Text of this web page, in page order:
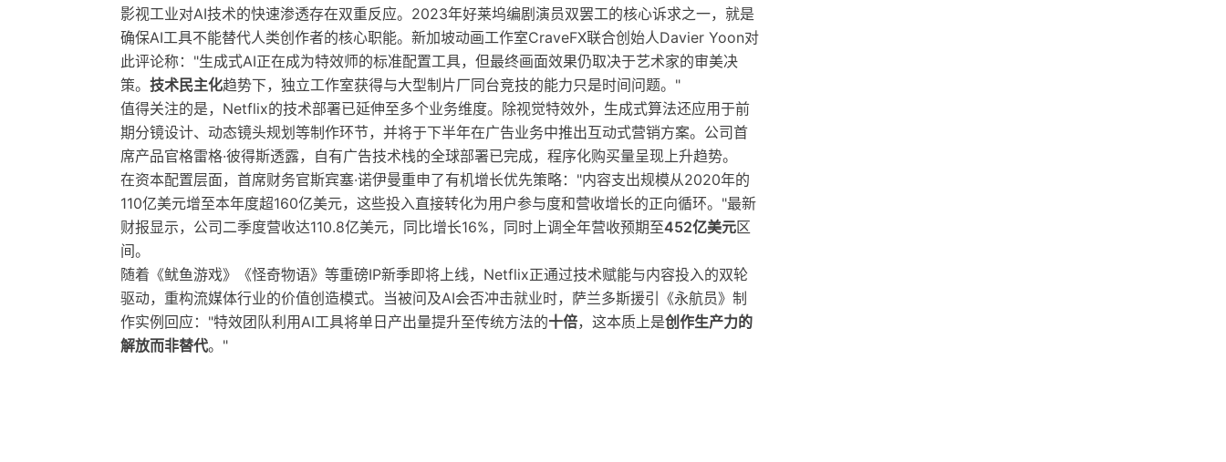
影视工业对AI技术的快速渗透存在双重反应。2023年好莱坞编剧演员双罢工的核心诉求之一，就是
确保AI工具不能替代人类创作者的核心职能。新加坡动画工作室CraveFX联合创始人Davier Yoon对
此评论称："生成式AI正在成为特效师的标准配置工具，但最终画面效果仍取决于艺术家的审美决
策。 技术民主化趋势下，独立工作室获得与大型制片厂同台竞技的能力只是时间问题。"
值得关注的是，Netflix的技术部署已延伸至多个业务维度。除视觉特效外，生成式算法还应用于前
期分镜设计、动态镜头规划等制作环节，并将于下半年在广告业务中推出互动式营销方案。公司首
席产品官格雷格·彼得斯透露，自有广告技术栈的全球部署已完成，程序化购买量呈现上升趋势。
在资本配置层面，首席财务官斯宾塞·诺伊曼重申了有机增长优先策略："内容支出规模从2020年的
110亿美元增至本年度超160亿美元，这些投入直接转化为用户参与度和营收增长的正向循环。"最新
财报显示，公司二季度营收达110.8亿美元，同比增长16%，同时上调全年营收预期至452亿美元区
间。
随着《鱿鱼游戏》《怪奇物语》等重磅IP新季即将上线，Netflix正通过技术赋能与内容投入的双轮
驱动，重构流媒体行业的价值创造模式。当被问及AI会否冲击就业时，萨兰多斯援引《永航员》制
作实例回应："特效团队利用AI工具将单日产出量提升至传统方法的十倍，这本质上是创作生产力的
解放而非替代。"